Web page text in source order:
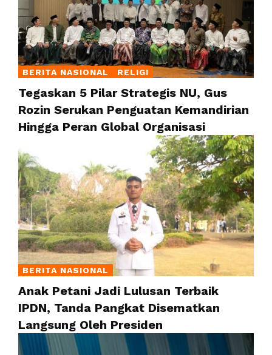
BERITA NASIONAL RELIGI
Tegaskan 5 Pilar Strategis NU, Gus
Rozin Serukan Penguatan Kemandirian
Hingga Peran Global Organisasi
BERITA NASIONAL
Anak Petani Jadi Lulusan Terbaik
IPDN, Tanda Pangkat Disematkan
Langsung Oleh Presiden